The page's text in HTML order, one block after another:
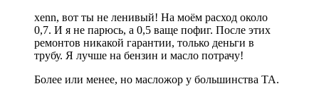
xenn, вот ты не ленивый! На моём расход около
0,7. И я не парюсь, а 0,5 ваще пофиг. После этих
ремонтов никакой гарантии, только деньги в
трубу. Я лучше на бензин и масло потрачу!
Более или менее, но масложор у большинства ТА.